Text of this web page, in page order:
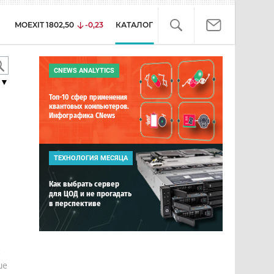
MOEXIT 1802,50 -0,23 КАТАЛОГ
CNEWS ANALYTICS
Топ-10 сфер применения
квантовых компьютеров.
Инфографика CNews
ТЕХНОЛОГИЯ МЕСЯЦА
Как выбрать сервер
для ЦОД и не прогадать
в перспективе